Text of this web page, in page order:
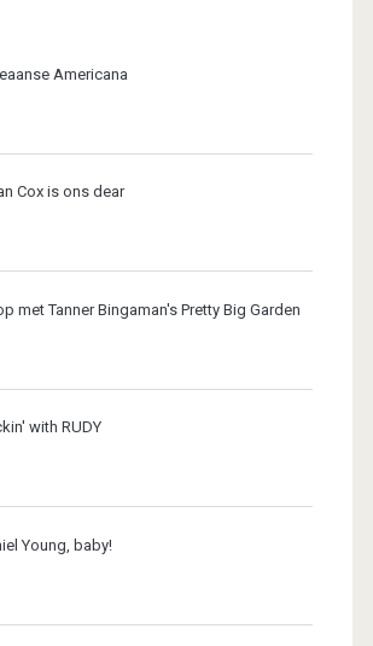
Americana
Cox is ons dear
met Tanner Bingaman's Pretty Big Garden
with RUDY
Young, baby!